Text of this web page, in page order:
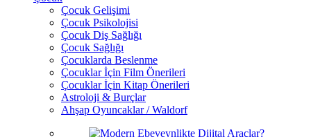
Çocuk Gelişimi
Çocuk Psikolojisi
Çocuk Diş Sağlığı
Çocuk Sağlığı
Çocuklarda Beslenme
Çocuklar İçin Film Önerileri
Çocuklar İçin Kitap Önerileri
Astroloji & Burçlar
Ahşap Oyuncaklar / Waldorf